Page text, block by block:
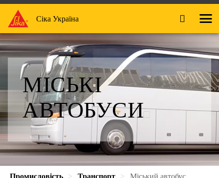
Сіка Україна
МІСЬКІ
АВТОБУСИ
Промисловість Транспорт Міський автобус